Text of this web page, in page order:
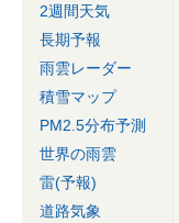
2週間天気
長期予報
雨雲レーダー
積雪マップ
PM2.5分布予測
世界の雨雲
雷(予報)
道路気象